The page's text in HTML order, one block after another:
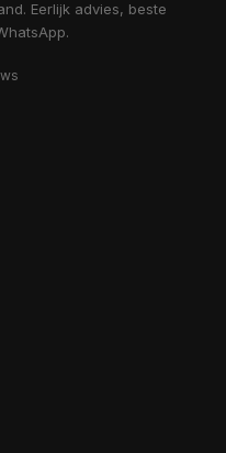
Eerlijk advies, beste